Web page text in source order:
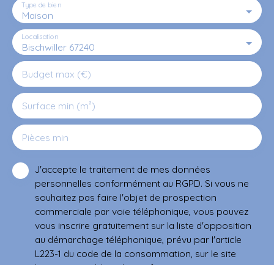
Maison
Type de bien
Bischwiller 67240
Localisation
Budget max (€)
Surface min (m²)
Pièces min
J'accepte le traitement de mes données
personnelles conformément au RGPD. Si vous ne
souhaitez pas faire l'objet de prospection
commerciale par voie téléphonique, vous pouvez
vous inscrire gratuitement sur la liste d'opposition
au démarchage téléphonique, prévu par l'article
L223-1 du code de la consommation, sur le site